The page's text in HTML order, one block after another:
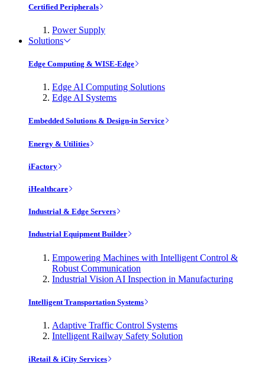
Certified Peripherals
Power Supply
Solutions
Edge Computing & WISE-Edge
Edge AI Computing Solutions
Edge AI Systems
Embedded Solutions & Design-in Service
Energy & Utilities
iFactory
iHealthcare
Industrial & Edge Servers
Industrial Equipment Builder
Empowering Machines with Intelligent Control &
Robust Communication
Industrial Vision AI Inspection in Manufacturing
Intelligent Transportation Systems
Adaptive Traffic Control Systems
Intelligent Railway Safety Solution
iRetail & iCity Services